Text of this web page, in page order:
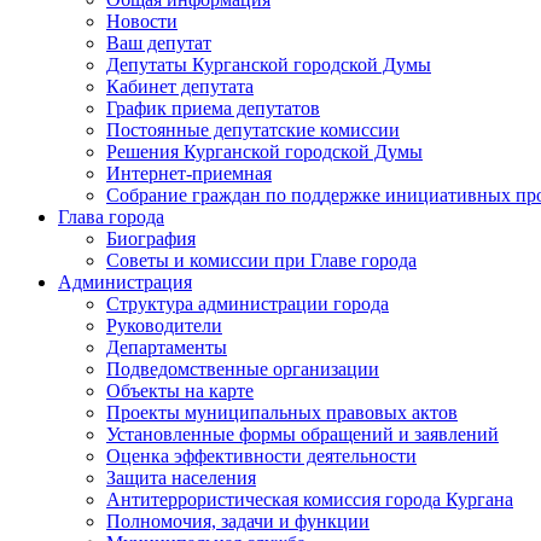
Новости
Ваш депутат
Депутаты Курганской городской Думы
Кабинет депутата
График приема депутатов
Постоянные депутатские комиссии
Решения Курганской городской Думы
Интернет-приемная
Собрание граждан по поддержке инициативных
Глава города
Биография
Советы и комиссии при Главе города
Администрация
Структура администрации города
Руководители
Департаменты
Подведомственные организации
Объекты на карте
Проекты муниципальных правовых актов
Установленные формы обращений и заявлений
Оценка эффективности деятельности
Защита населения
Антитеррористическая комиссия города Кургана
Полномочия, задачи и функции